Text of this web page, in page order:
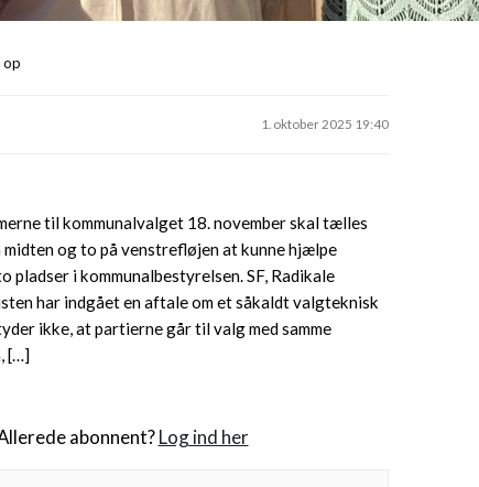
op
1. oktober 2025 19:40
til kommunalvalget 18. november skal tælles
midten og to på venstrefløjen at kunne hjælpe
pladser i kommunalbestyrelsen. SF, Radikale
har indgået en aftale om et såkaldt valgteknisk
ikke, at partierne går til valg med samme
[…]
abonnent?Log ind her